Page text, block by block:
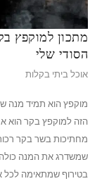
מתכון למוקפץ
הסודי שלי
אוכל ביתי בקלות
מוקפץ הוא תמיד מנה
הזה למוקפץ בקר הוא
מחתיכות בשר בקר רכות
שמשדרג את המנה
בטירוף שמתאימה